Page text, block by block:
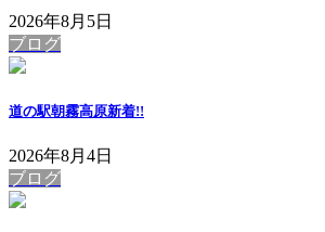
2026年8月5日
ブログ
道の駅朝霧高原新着!!
2026年8月4日
ブログ